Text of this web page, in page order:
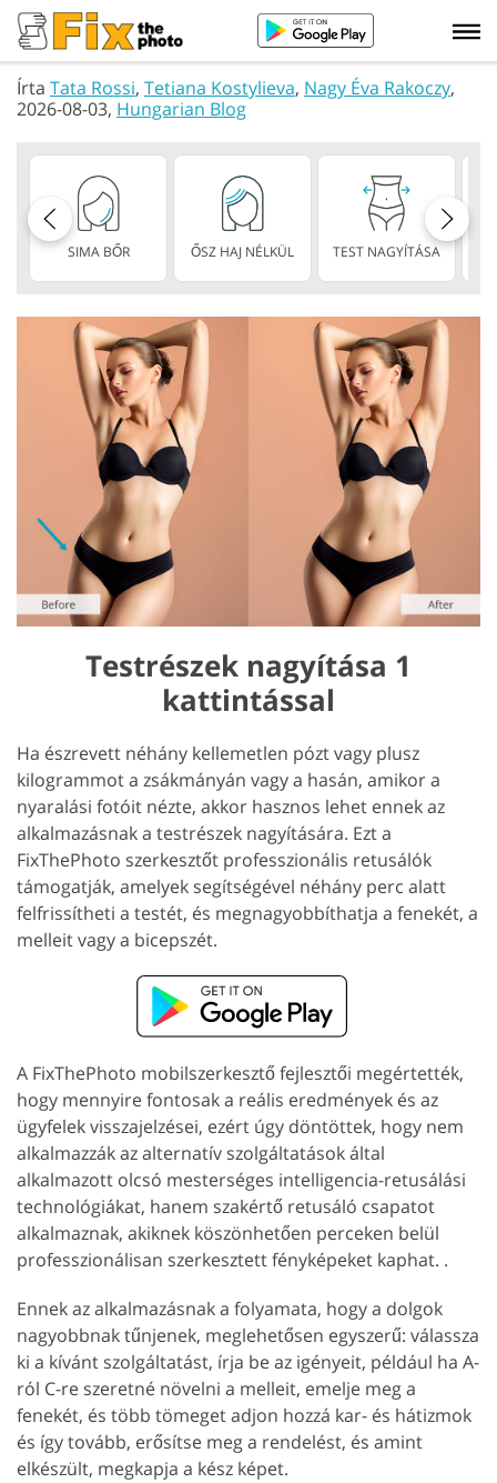
Írta Tata Rossi, Tetiana Kostylieva, Nagy Éva Rakoczy,
2026-08-03, Hungarian Blog
SIMA BŐR ŐSZ HAJ NÉLKÜL TEST NAGYÍTÁSA
Testrészek nagyítása 1
kattintással
Ha észrevett néhány kellemetlen pózt vagy plusz
kilogrammot a zsákmányán vagy a hasán, amikor a
nyaralási fotóit nézte, akkor hasznos lehet ennek az
alkalmazásnak a testrészek nagyítására. Ezt a
FixThePhoto szerkesztőt professzionális retusálók
támogatják, amelyek segítségével néhány perc alatt
felfrissítheti a testét, és megnagyobbíthatja a fenekét, a
melleit vagy a bicepszét.
A FixThePhoto mobilszerkesztő fejlesztői megértették,
hogy mennyire fontosak a reális eredmények és az
ügyfelek visszajelzései, ezért úgy döntöttek, hogy nem
alkalmazzák az alternatív szolgáltatások által
alkalmazott olcsó mesterséges intelligencia-retusálási
technológiákat, hanem szakértő retusáló csapatot
alkalmaznak, akiknek köszönhetően perceken belül
professzionálisan szerkesztett fényképeket kaphat. .
Ennek az alkalmazásnak a folyamata, hogy a dolgok
nagyobbnak tűnjenek, meglehetősen egyszerű: válassza
ki a kívánt szolgáltatást, írja be az igényeit, például ha A-
ról C-re szeretné növelni a melleit, emelje meg a
fenekét, és több tömeget adjon hozzá kar- és hátizmok
és így tovább, erősítse meg a rendelést, és amint
elkészült, megkapja a kész képet.